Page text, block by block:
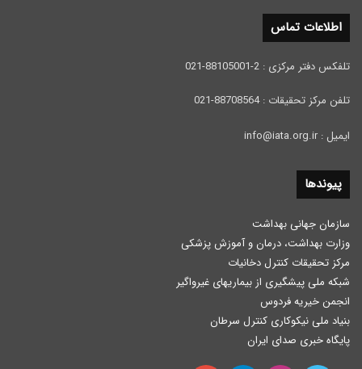
اطلاعات تماس
تلفکس دفتر مرکزی : 2-88105001-021
تلفن مرکز تحقیقات : 88708564-021
ایمیل : info@iata.org.ir
پیوندها
سازمان جهانی بهداشت
وزارت بهداشت، درمان و آموزش پزشكی
مرکز تحقیقات کنترل دخانیات
شبکه ملی پیشگیری از بیماریهای غیرواگیر
انجمن خیریه فردوس
بنیاد ملی نیکوکاری کنترل سرطان
پایگاه خبری صدای ایران